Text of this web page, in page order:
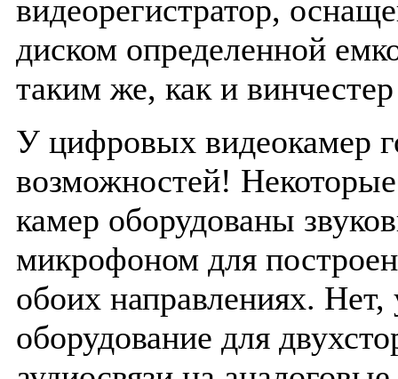
видеорегистратор,
диском определенной
таким же, как и
У цифровых видеокамер
возможностей!
камер оборудованы
микрофоном для
обоих направлениях. Нет,
оборудование для